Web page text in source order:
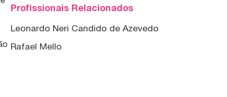
Profissionais Relacionados
Leonardo Neri Candido de Azevedo
Rafael Mello